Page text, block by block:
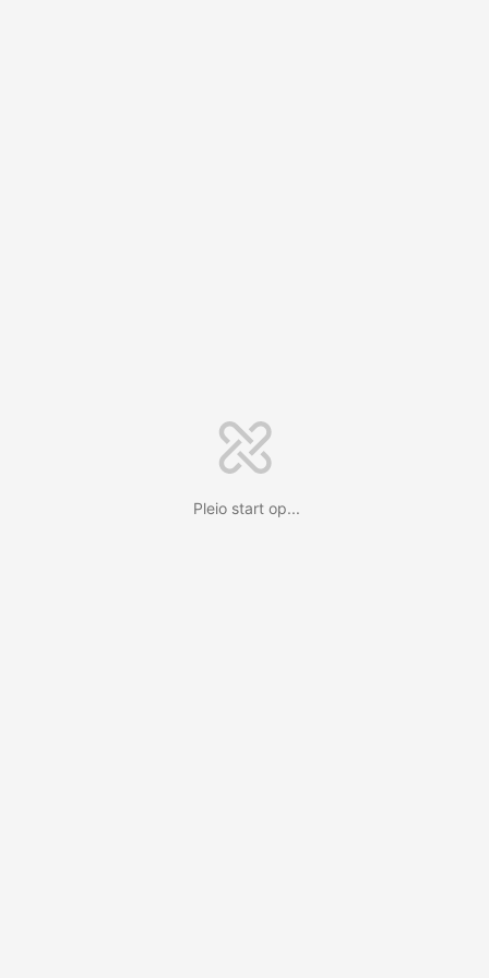
Pleio start op...